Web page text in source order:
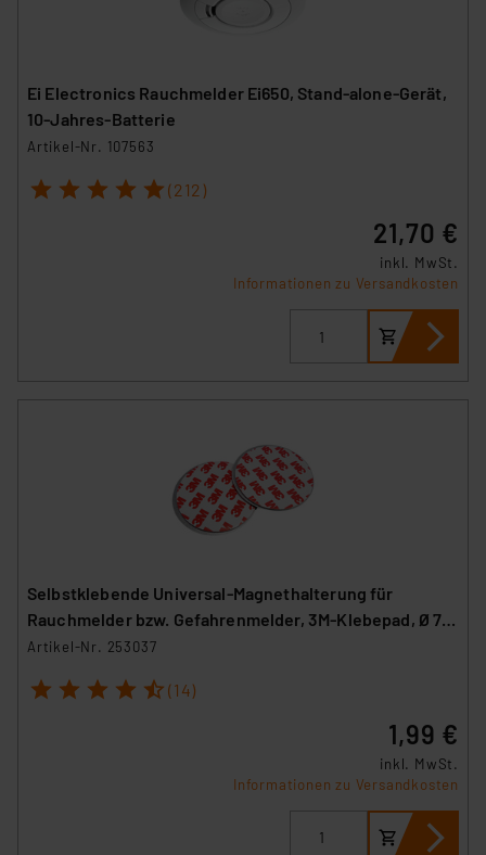
Ei Electronics Rauchmelder Ei650, Stand-alone-Gerät,
10-Jahres-Batterie
Artikel-Nr. 107563
1 2 3 4 5 (212)
21,70 €
inkl. MwSt.
Informationen zu Versandkosten
Selbstklebende Universal-Magnethalterung für
Rauchmelder bzw. Gefahrenmelder, 3M-Klebepad, Ø 70
mm
Artikel-Nr. 253037
1 2 3 4 5 (14)
1,99 €
inkl. MwSt.
Informationen zu Versandkosten